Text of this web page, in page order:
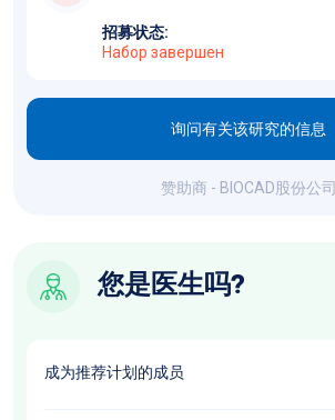
招募状态:
Набор завершен
询问有关该研究的信息
赞助商 - BIOCAD股份公司
您是医生吗?
成为推荐计划的成员